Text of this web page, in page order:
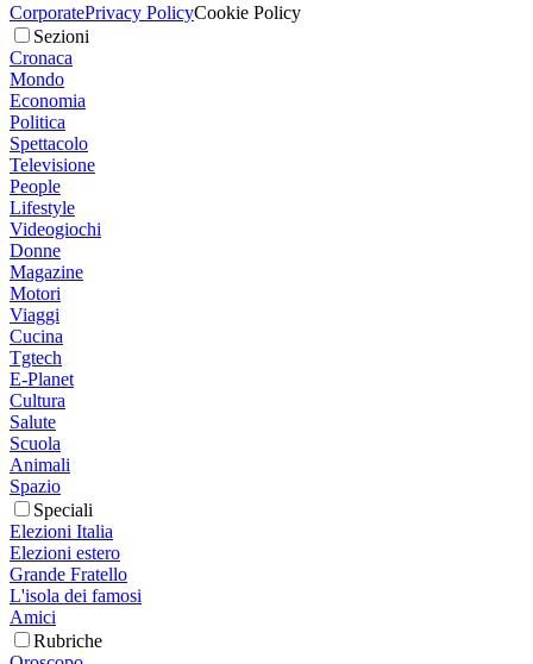
CorporatePrivacy PolicyCookie Policy
Sezioni
Cronaca
Mondo
Economia
Politica
Spettacolo
Televisione
People
Lifestyle
Videogiochi
Donne
Magazine
Motori
Viaggi
Cucina
Tgtech
E-Planet
Cultura
Salute
Scuola
Animali
Spazio
Speciali
Elezioni Italia
Elezioni estero
Grande Fratello
L'isola dei famosi
Amici
Rubriche